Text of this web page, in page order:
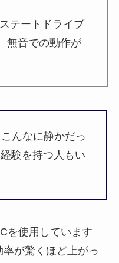
テートドライブ
無音での動作が
んなに静かだっ
験を持つ人もい
を使用しています
が驚くほど上がっ